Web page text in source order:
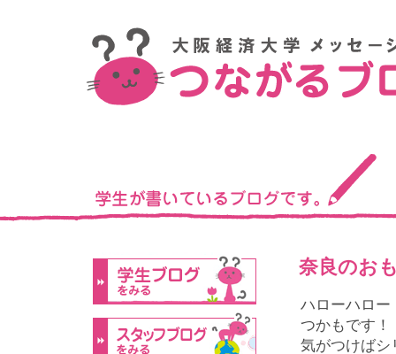
奈良のお
ハローハロー
つかもです！
気がつけばシ